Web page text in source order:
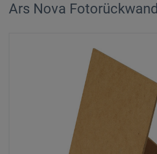
Ars Nova Fotorückwand